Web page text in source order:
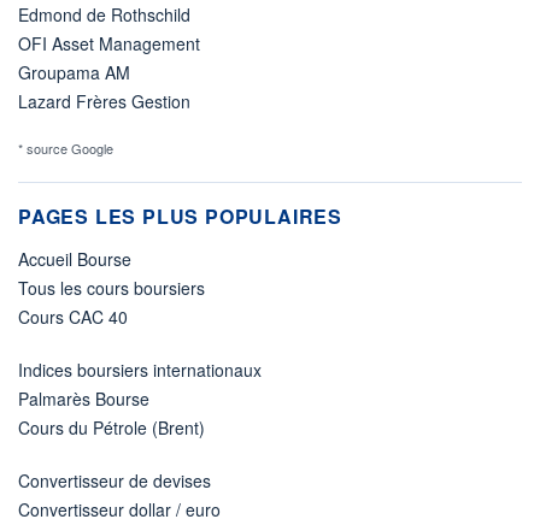
Edmond de Rothschild
OFI Asset Management
Groupama AM
Lazard Frères Gestion
* source Google
PAGES LES PLUS POPULAIRES
Accueil Bourse
Tous les cours boursiers
Cours CAC 40
Indices boursiers internationaux
Palmarès Bourse
Cours du Pétrole (Brent)
Convertisseur de devises
Convertisseur dollar / euro